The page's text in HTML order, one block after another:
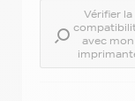
Vérifier la
avec mon